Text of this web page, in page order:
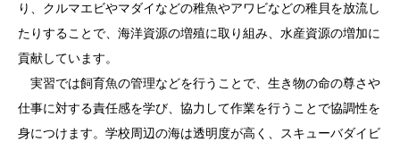
り、クルマエビやマダイなどの稚魚やアワビなどの稚貝を放流し
たりすることで、海洋資源の増殖に取り組み、水産資源の増加に
貢献しています。
実習では飼育魚の管理などを行うことで、生き物の命の尊さや
仕事に対する責任感を学び、協力して作業を行うことで協調性を
身につけます。学校周辺の海は透明度が高く、スキューバダイビ